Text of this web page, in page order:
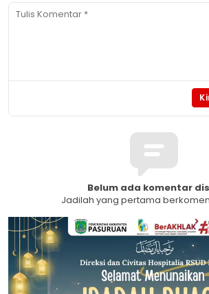
Belum ada komentar
Jadilah yang pertama